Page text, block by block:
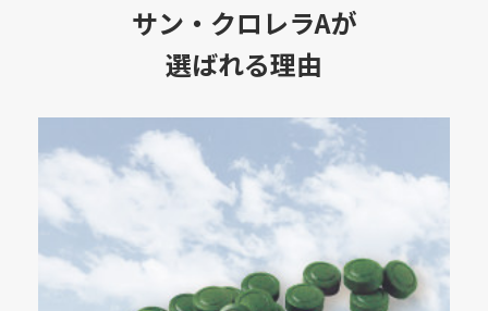
サン・クロレラAが
選ばれる理由